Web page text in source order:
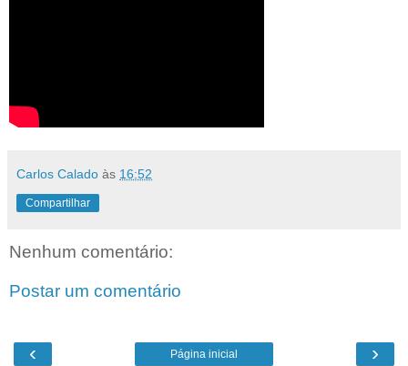
Carlos Calado às 16:52
Compartilhar
Nenhum comentário:
Postar um comentário
‹ ›
Página inicial